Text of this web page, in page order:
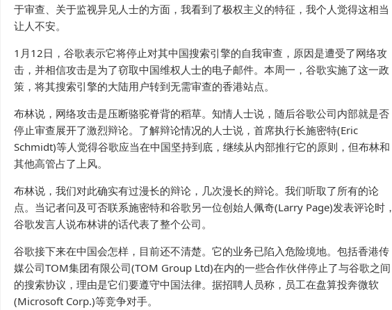
于审查、关于监视异见人士的方面，我看到了极权主义的特征，我个人觉得这相当
让人不安。
1月12日，谷歌表示它将停止对其中国搜索引擎的自我审查，原因是遭受了网络攻
击，并相信攻击是为了窃取中国维权人士的电子邮件。本周一，谷歌实施了这一政
策，将其搜索引擎的大陆用户转到无需审查的香港站点。
布林说，网络攻击是压断骆驼脊背的稻草。知情人士说，随后谷歌公司内部就是否
停止审查展开了激烈辩论。了解辩论情况的人士说，首席执行长施密特(Eric
Schmidt)等人觉得谷歌应当在中国坚持到底，继续从内部推行它的原则，但布林和
其他高管占了上风。
布林说，我们对此确实有过漫长的辩论，几次漫长的辩论。我们听取了所有的论
点。当记者问及可否联系施密特和谷歌另一位创始人佩奇(Larry Page)发表评论时，
谷歌发言人说布林讲的话代表了整个公司。
谷歌接下来在中国会怎样，目前还不清楚。它的业务已陷入危险境地。包括香港传
媒公司TOM集团有限公司(TOM Group Ltd)在内的一些合作伙伴停止了与谷歌之间
的搜索协议，理由是它们要遵守中国法律。据招聘人员称，员工在盘算投奔微软
(Microsoft Corp.)等竞争对手。